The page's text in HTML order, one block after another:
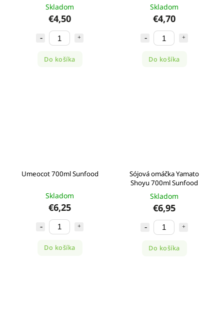
Skladom
€4,50
Do košíka
Skladom
€4,70
Do košíka
Umeocot 700ml Sunfood
Skladom
€6,25
Do košíka
Sójová omáčka Yamato
Shoyu 700ml Sunfood
Skladom
€6,95
Do košíka